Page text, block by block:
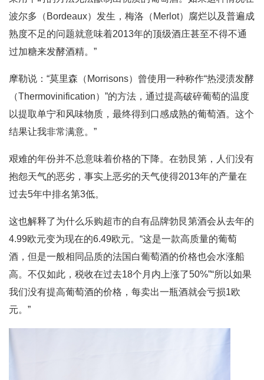
波尔多（Bordeaux）发生，梅洛（Merlot）腐烂以及普遍成
熟度不足的问题就意味着2013年的顶级酒庄甚至不得不通
过加糖来发酵酒精。”
摩勒说：“莫里森（Morrisons）曾使用一种称作“热浸渍发酵
（Thermovinification）”的方法，通过提高破碎葡萄的温度
以提取单宁和风味物质，最终得到口感成熟的葡萄酒。这个
结果让我非常满意。”
艰难的年份并不总意味着价格的下降。在勃艮第，人们没有
抱怨天气的恶劣，事实上恶劣的天气使得2013年的产量在
过去5年中排名第3低。
这也解释了为什么乐购超市的自有品牌勃艮第酒会从去年的
4.99欧元变为现在的6.49欧元。“这是一款高质量的葡萄
酒，但是一般相同品质的法国白葡萄酒的价格也会水涨船
高。不仅如此，税收在过去18个月内上涨了50%”“所以如果
我们没有提高葡萄酒的价格，每卖出一瓶酒就会亏损1欧
元。”